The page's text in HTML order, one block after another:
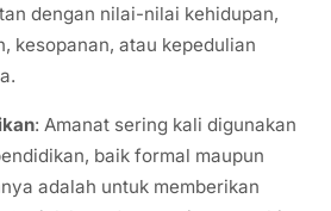
dengan nilai-nilai kehidupan,
kesopanan, atau kepedulian
: Amanat sering kali digunakan
baik formal maupun
adalah untuk memberikan